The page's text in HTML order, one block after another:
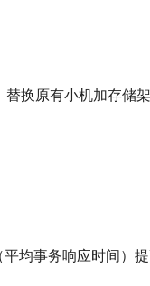
替换原有小机加存储
均事务响应时间）